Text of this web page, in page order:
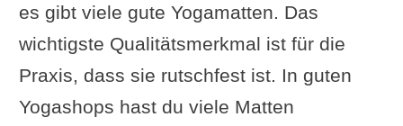
es gibt viele gute Yogamatten. Das
wichtigste Qualitätsmerkmal ist für die
Praxis, dass sie rutschfest ist. In guten
Yogashops hast du viele Matten